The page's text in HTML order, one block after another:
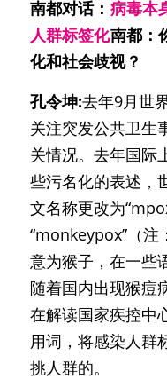
南都对话： 病毒本
人群标签化南都：
化和社会歧视？
孔令坤:去年9月世
关注突发公共卫生
关情况。去年国际
些污名化的表述，
文名称更改为
“monkeypox”（
意为猴子，在一些
随着国内出现猴痘
在解读国家疾控中
用词，将感染人群
挑人群的。